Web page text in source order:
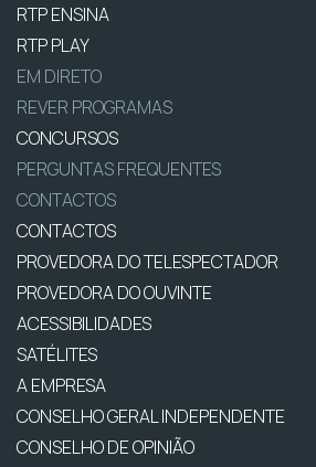
RTP ENSINA
RTP PLAY
EM DIRETO
REVER PROGRAMAS
CONCURSOS
PERGUNTAS FREQUENTES
CONTACTOS
CONTACTOS
PROVEDORA DO TELESPECTADOR
PROVEDORA DO OUVINTE
ACESSIBILIDADES
SATÉLITES
A EMPRESA
CONSELHO GERAL INDEPENDENTE
CONSELHO DE OPINIÃO